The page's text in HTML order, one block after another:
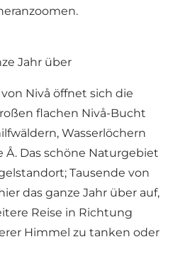
Jahr über
Nivå öffnet sich die
flachen Nivå-Bucht
Wasserlöchern
Å. Das schöne Naturgebiet
Tausende von
das ganze Jahr über auf,
Reise in Richtung
Himmel zu tanken oder